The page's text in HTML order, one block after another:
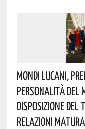
Mondi Lucani,
Personalità Del
Disposizione Del
Relazioni